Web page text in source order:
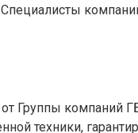
от Группы компаний
техники,